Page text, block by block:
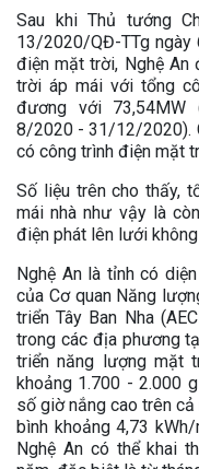
Sau khi Thủ tướng
13/2020/QĐ-TTg ngày
điện mặt trời, Nghệ
trời áp mái với tổng
đương với 73,54MW
8/2020 - 31/12/2020).
có công trình điện mặt
Số liệu trên cho thấy,
mái nhà như vậy là
điện phát lên lưới
Nghệ An là tỉnh có
của Cơ quan Năng
triển Tây Ban Nha
trong các địa phương
triển năng lượng mặt
khoảng 1.700 - 2.000
số giờ nắng cao trên
bình khoảng 4,73
Nghệ An có thể khai